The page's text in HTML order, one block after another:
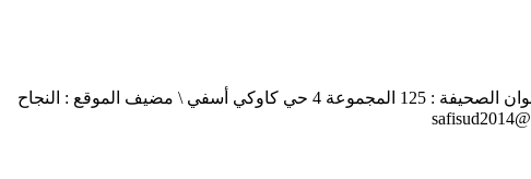
أسفي جنوب safisud صحيفة إلكترونية \ التصريح بالإصدار عدد 03-14 \ مدير النشر : منير الغرنيتي \ الإدارة والتحرير : كنزة المسيتف \ عنوان الصحيفة : 125 المجموعة 4 حي كاوكي أسفي \ مضيف الموقع : النجاح